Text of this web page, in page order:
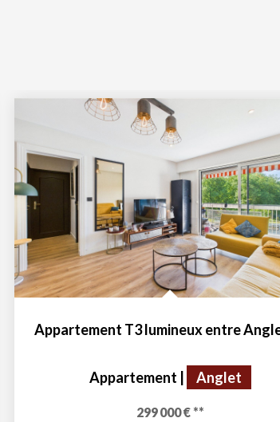
Appartement Anglet
299 000 €**